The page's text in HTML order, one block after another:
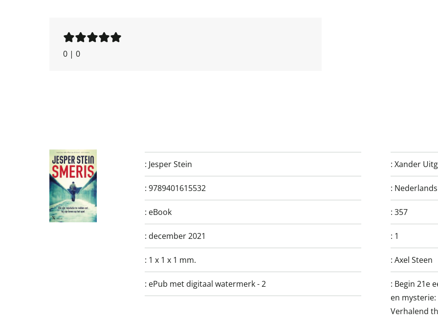
0 | 0
: Jesper Stein :Xander
: 9789401615532 : Nederlands
: eBook :357
: december 2021 : 1
: 1 x 1 x 1 mm. :Axel Steen
: ePub met digitaal watermerk - 2 : Begin 21e
en
Verhalend